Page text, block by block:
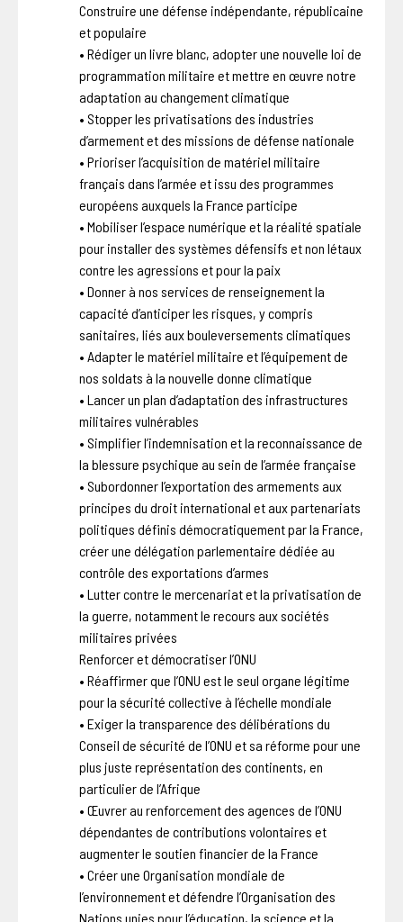
Construire une défense indépendante, républicaine
et populaire
• Rédiger un livre blanc, adopter une nouvelle loi de
programmation militaire et mettre en œuvre notre
adaptation au changement climatique
• Stopper les privatisations des industries
d’armement et des missions de défense nationale
• Prioriser l’acquisition de matériel militaire
français dans l’armée et issu des programmes
européens auxquels la France participe
• Mobiliser l’espace numérique et la réalité spatiale
pour installer des systèmes défensifs et non létaux
contre les agressions et pour la paix
• Donner à nos services de renseignement la
capacité d’anticiper les risques, y compris
sanitaires, liés aux bouleversements climatiques
• Adapter le matériel militaire et l’équipement de
nos soldats à la nouvelle donne climatique
• Lancer un plan d’adaptation des infrastructures
militaires vulnérables
• Simplifier l’indemnisation et la reconnaissance de
la blessure psychique au sein de l’armée française
• Subordonner l’exportation des armements aux
principes du droit international et aux partenariats
politiques définis démocratiquement par la France,
créer une délégation parlementaire dédiée au
contrôle des exportations d’armes
• Lutter contre le mercenariat et la privatisation de
la guerre, notamment le recours aux sociétés
militaires privées
Renforcer et démocratiser l’ONU
• Réaffirmer que l’ONU est le seul organe légitime
pour la sécurité collective à l’échelle mondiale
• Exiger la transparence des délibérations du
Conseil de sécurité de l’ONU et sa réforme pour une
plus juste représentation des continents, en
particulier de l’Afrique
• Œuvrer au renforcement des agences de l’ONU
dépendantes de contributions volontaires et
augmenter le soutien financier de la France
• Créer une Organisation mondiale de
l’environnement et défendre l’Organisation des
Nations unies pour l’éducation, la science et la